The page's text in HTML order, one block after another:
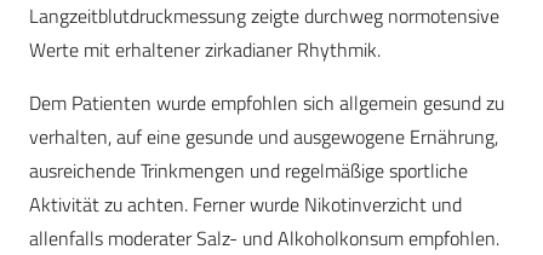
Langzeitblutdruckmessung zeigte durchweg normotensive
Werte mit erhaltener zirkadianer Rhythmik.
Dem Patienten wurde empfohlen sich allgemein gesund zu
verhalten, auf eine gesunde und ausgewogene Ernährung,
ausreichende Trinkmengen und regelmäßige sportliche
Aktivität zu achten. Ferner wurde Nikotinverzicht und
allenfalls moderater Salz- und Alkoholkonsum empfohlen.